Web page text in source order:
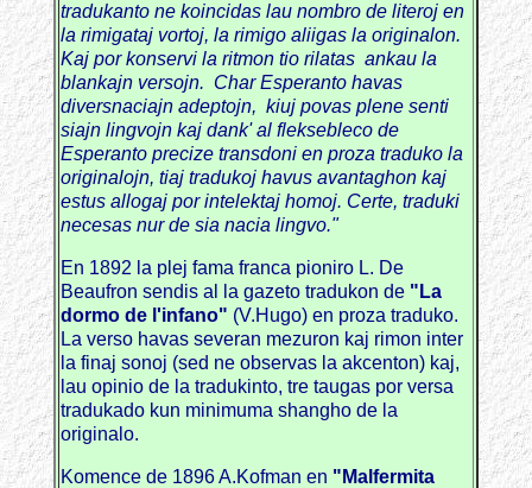
tradukanto ne koincidas lau nombro de literoj en
la rimigataj vortoj, la rimigo aliigas la originalon.
Kaj por konservi la ritmon tio rilatas ankau la
blankajn versojn. Char Esperanto havas
diversnaciajn adeptojn, kiuj povas plene senti
siajn lingvojn kaj dank' al fleksebleco de
Esperanto precize transdoni en proza traduko la
originalojn, tiaj tradukoj havus avantaghon kaj
estus allogaj por intelektaj homoj. Certe, traduki
necesas nur de sia nacia lingvo."
En 1892 la plej fama franca pioniro L. De
Beaufron sendis al la gazeto tradukon de "La
dormo de l'infano" (V.Hugo) en proza traduko.
La verso havas severan mezuron kaj rimon inter
la finaj sonoj (sed ne observas la akcenton) kaj,
lau opinio de la tradukinto, tre taugas por versa
tradukado kun minimuma shangho de la
originalo.
Komence de 1896 A.Kofman en "Malfermita